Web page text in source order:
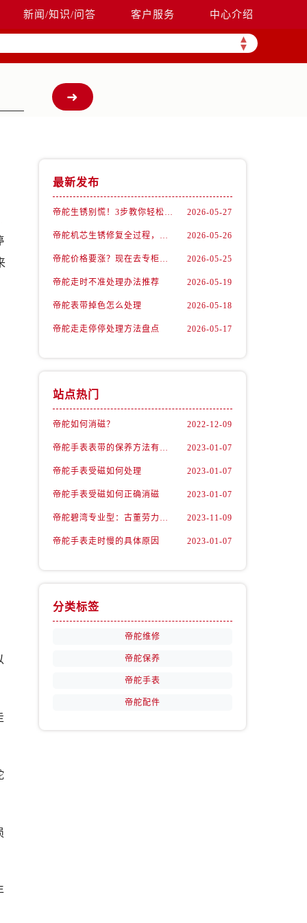
新闻/知识/问答 客户服务 中心介绍
▲
▼
最新发布
帝舵生锈别慌！3步教你轻松拯救爱表 2026-05-27
帝舵机芯生锈修复全过程，看完我惊呆了！ 2026-05-26
帝舵价格要涨？现在去专柜还能抄底这些款 2026-05-25
帝舵走时不准处理办法推荐 2026-05-19
帝舵表带掉色怎么处理 2026-05-18
帝舵走走停停处理方法盘点 2026-05-17
站点热门
帝舵如何消磁？ 2022-12-09
帝舵手表表带的保养方法有哪些？ 2023-01-07
帝舵手表受磁如何处理 2023-01-07
帝舵手表受磁如何正确消磁 2023-01-07
帝舵碧湾专业型：古董劳力士的“转世重生” 2023-11-09
帝舵手表走时慢的具体原因 2023-01-07
分类标签
帝舵维修
帝舵保养
帝舵手表
帝舵配件